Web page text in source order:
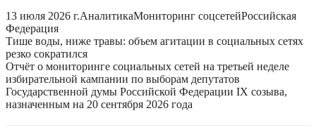
13 июля 2026 г.АналитикаМониторинг соцсетейРоссийская
Федерация
Тише воды, ниже травы: объем агитации в социальных сетях
резко сократился
Отчёт о мониторинге социальных сетей на третьей неделе
избирательной кампании по выборам депутатов
Государственной думы Российской Федерации IX созыва,
назначенным на 20 сентября 2026 года